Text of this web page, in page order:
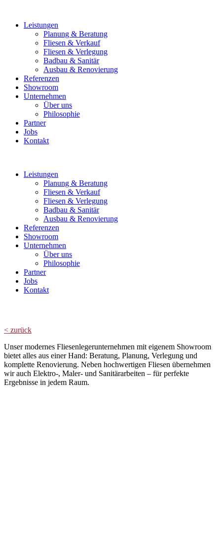
Leistungen
Planung & Beratung
Fliesen & Verkauf
Fliesen & Verlegung
Badbau & Sanitär
Ausbau & Renovierung
Referenzen
Showroom
Unternehmen
Über uns
Philosophie
Partner
Jobs
Kontakt
Leistungen
Planung & Beratung
Fliesen & Verkauf
Fliesen & Verlegung
Badbau & Sanitär
Ausbau & Renovierung
Referenzen
Showroom
Unternehmen
Über uns
Philosophie
Partner
Jobs
Kontakt
< zurück
Unser modernes Fliesenlegerunternehmen mit eigenem Showroom
bietet alles aus einer Hand: Beratung, Planung, Verlegung und
komplette Renovierung. Neben hochwertigen Fliesen übernehmen
wir auch Elektro-, Maler- und Sanitärarbeiten – für perfekte
Ergebnisse in jedem Raum.